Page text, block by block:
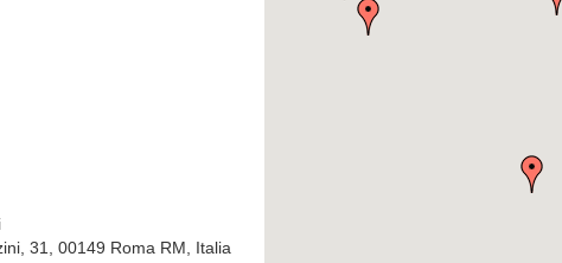
31, 00149 Roma RM, Italia